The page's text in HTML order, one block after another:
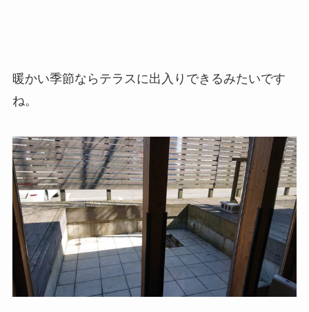
暖かい季節ならテラスに出入りできるみたいです
ね。